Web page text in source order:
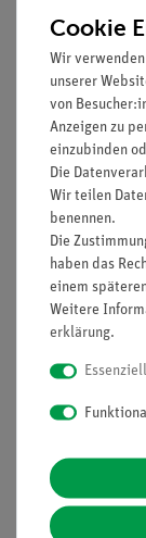
Dampfdruck
Luftdruck
226,40 €
Cookie
Wir
unserer
von
Anzeigen zu
einzubinden
Die
Wir teilen
benennen.
Die
haben das
einem
Weitere
erklärung.
Essenziell